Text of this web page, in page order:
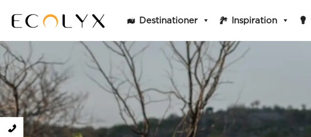
Destinationer Inspiration